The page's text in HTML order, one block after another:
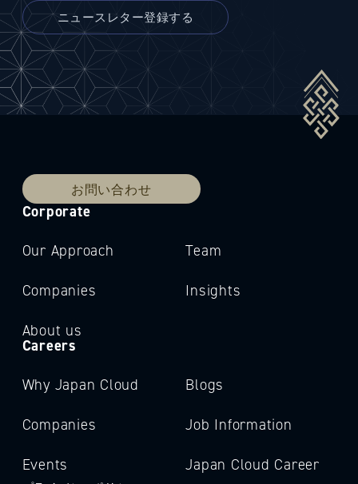
お問い合わせ
Corporate
Our Approach
Companies
About us
Team
Insights
Careers
Why Japan Cloud
Companies
Events
Blogs
Job Information
Japan Cloud Career